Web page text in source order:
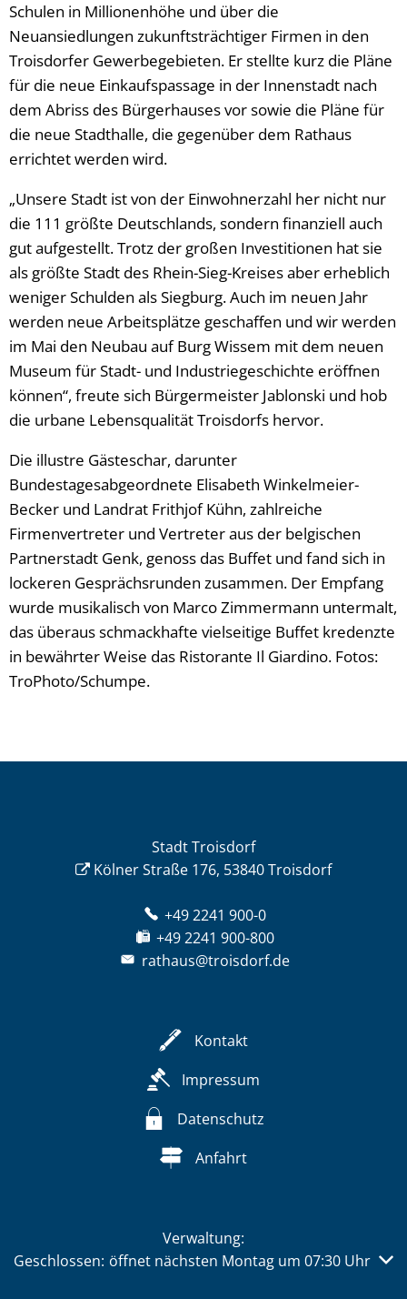
Schulen in Millionenhöhe und über die
Neuansiedlungen zukunftsträchtiger Firmen in den
Troisdorfer Gewerbegebieten. Er stellte kurz die Pläne
für die neue Einkaufspassage in der Innenstadt nach
dem Abriss des Bürgerhauses vor sowie die Pläne für
die neue Stadthalle, die gegenüber dem Rathaus
errichtet werden wird.
„Unsere Stadt ist von der Einwohnerzahl her nicht nur
die 111 größte Deutschlands, sondern finanziell auch
gut aufgestellt. Trotz der großen Investitionen hat sie
als größte Stadt des Rhein-Sieg-Kreises aber erheblich
weniger Schulden als Siegburg. Auch im neuen Jahr
werden neue Arbeitsplätze geschaffen und wir werden
im Mai den Neubau auf Burg Wissem mit dem neuen
Museum für Stadt- und Industriegeschichte eröffnen
können“, freute sich Bürgermeister Jablonski und hob
die urbane Lebensqualität Troisdorfs hervor.
Die illustre Gästeschar, darunter
Bundestagesabgeordnete Elisabeth Winkelmeier-
Becker und Landrat Frithjof Kühn, zahlreiche
Firmenvertreter und Vertreter aus der belgischen
Partnerstadt Genk, genoss das Buffet und fand sich in
lockeren Gesprächsrunden zusammen. Der Empfang
wurde musikalisch von Marco Zimmermann untermalt,
das überaus schmackhafte vielseitige Buffet kredenzte
in bewährter Weise das Ristorante Il Giardino. Fotos:
TroPhoto/Schumpe.
Stadt Troisdorf
Kölner Straße 176, 53840 Troisdorf
+49 2241 900-0
+49 2241 900-800
rathaus@troisdorf.de
Kontakt
Impressum
Datenschutz
Anfahrt
Verwaltung:
Klicken, um weitere Öffnungs- oder Schließzeiten
Geschlossen: öffnet nächsten Montag um 07:30 Uhr